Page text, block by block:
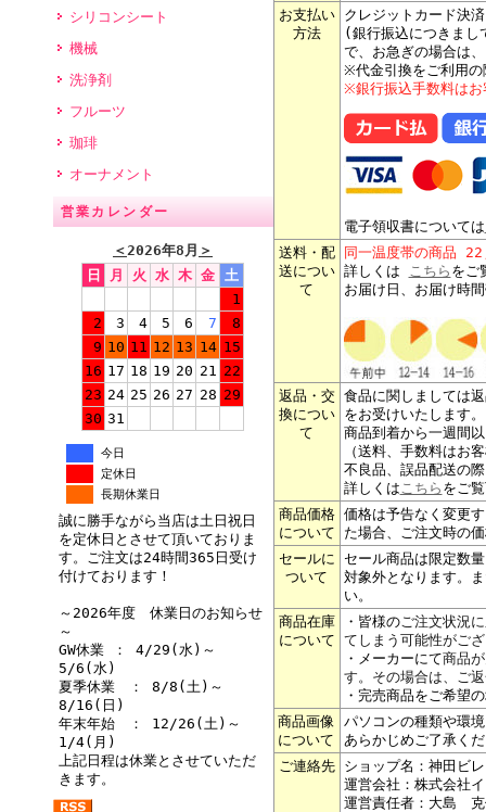
シリコンシート
機械
洗浄剤
フルーツ
珈琲
オーナメント
営業カレンダー
＜2026年8月 ＞
日
月 火 水 木 金 土
1
2
3 4 5 6 7
8
9 10 11 12 13 14 15
16 17 18 19 20 21 22
23 24 25 26 27 28 29
30 31
今日
定休日
長期休業日
誠に勝手ながら当店は土日祝日
を定休日とさせて頂いておりま
す。ご注文は24時間365日受け
付けております！
～2026年度 休業日のお知らせ
～
GW休業 ： 4/29(水)～
5/6(水)
夏季休業 ： 8/8(土)～
8/16(日)
年末年始 ： 12/26(土)～
1/4(月)
上記日程は休業とさせていただ
きます。
お支払い
方法
クレジットカード決
(銀行振込につきまし
で、お急ぎの場合は
※代金引換をご利用の
※銀行振込手数料はお
電子領収書については
送料・配
送につい
て
同一温度帯の商品
詳しくは こちら をご
お届け日、お届け時
返品・交
換につい
て
食品に関しましては
をお受けいたします。
商品到着から一週間
（送料、手数料はお
不良品、誤品配送の
詳しくはこちら をご
商品価格
について
価格は予告なく変更
た場合、ご注文時の
セールに
ついて
セール商品は限定数
対象外となります。
い。
商品在庫
について
・皆様のご注文状況
てしまう可能性がご
・メーカーにて商品
す。その場合は、ご
・完売商品をご希望
商品画像
について
パソコンの種類や環
あらかじめご了承く
ご連絡先
ショップ名：神田ビ
運営会社：株式会社
運営責任者：大島